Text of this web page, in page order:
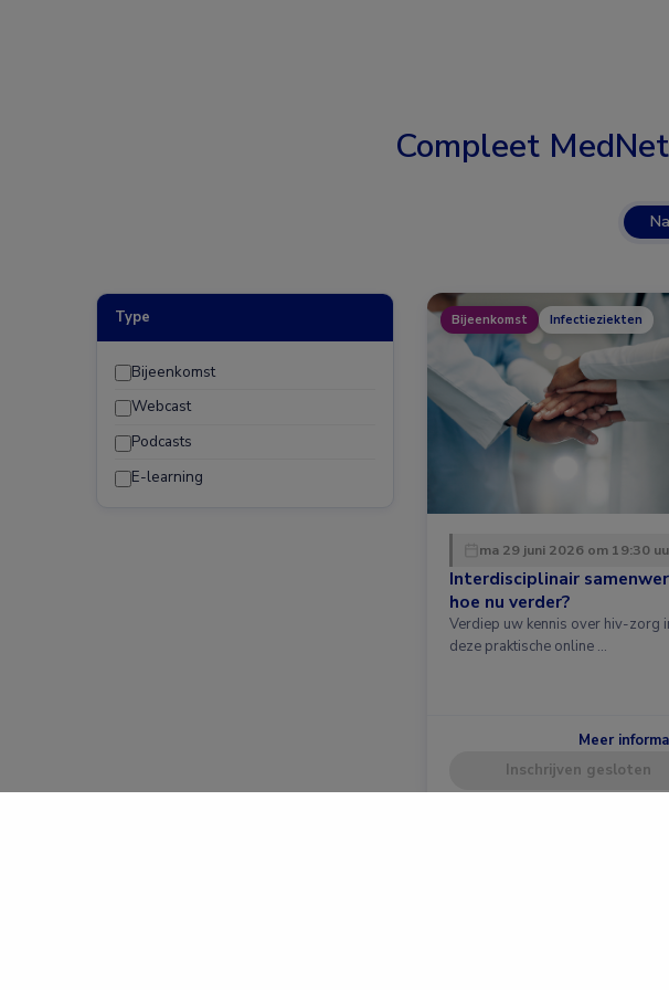
Compleet
Type
Bijeenkomst
Webcast
Podcasts
E-learning
Bijeenkomst Infectieziekten
ma 29 juni 2026 om 19:30
Interdisciplinair
hoe nu verder?
Verdiep uw kennis over hiv-zorg
deze praktische online …
Meer
Inschrijven gesloten